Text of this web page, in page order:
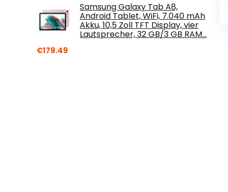
Samsung Galaxy Tab A8,
Android Tablet, WiFi, 7.040 mAh
Akku, 10,5 Zoll TFT Display, vier
Lautsprecher, 32 GB/3 GB RAM…
€179.49